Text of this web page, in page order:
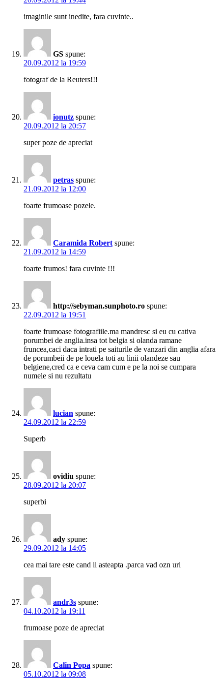
imaginile sunt inedite, fara cuvinte..
GS spune:
20.09.2012 la 19:59
fotograf de la Reuters!!!
ionutz spune:
20.09.2012 la 20:57
super poze de apreciat
petras spune:
21.09.2012 la 12:00
foarte frumoase pozele.
Caramida Robert spune:
21.09.2012 la 14:59
foarte frumos! fara cuvinte !!!
http://sebyman.sunphoto.ro spune:
22.09.2012 la 19:51
foarte frumoase fotografiile.ma mandresc si eu cu cativa
porumbei de anglia.insa tot belgia si olanda ramane
fruncea,caci daca intrati pe saiturile de vanzari din anglia afara
de porumbeii de pe louela toti au linii olandeze sau
belgiene,cred ca e ceva cam cum e pe la noi se cumpara
numele si nu rezultatu
lucian spune:
24.09.2012 la 22:59
Superb
ovidiu spune:
28.09.2012 la 20:07
superbi
ady spune:
29.09.2012 la 14:05
cea mai tare este cand ii asteapta .parca vad ozn uri
andr3s spune:
04.10.2012 la 19:11
frumoase poze de apreciat
Calin Popa spune:
05.10.2012 la 09:08